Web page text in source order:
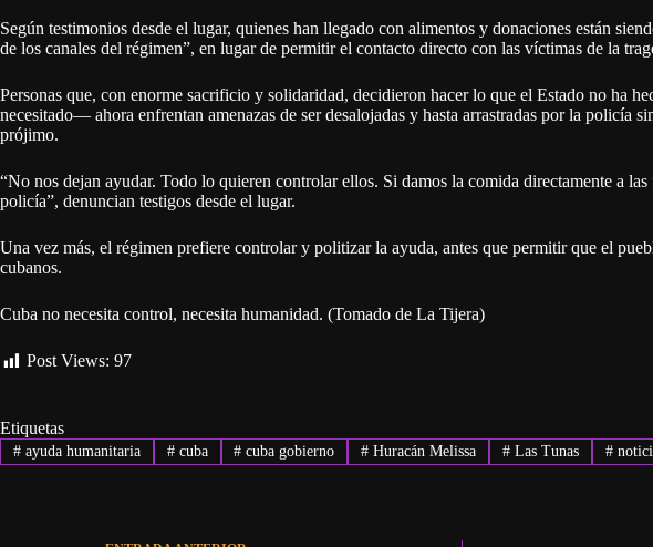
Según testimonios desde el lugar, quienes han llegado con alimentos y donaciones están
de los canales del régimen”, en lugar de permitir el contacto directo con las víctimas de la
Personas que, con enorme sacrificio y solidaridad, decidieron hacer lo que el Estado no ha
necesitado— ahora enfrentan amenazas de ser desalojadas y hasta arrastradas por la policía
prójimo.
“No nos dejan ayudar. Todo lo quieren controlar ellos. Si damos la comida directamente a
policía”, denuncian testigos desde el lugar.
Una vez más, el régimen prefiere controlar y politizar la ayuda, antes que permitir que el
cubanos.
Cuba no necesita control, necesita humanidad. (Tomado de La Tijera)
Post Views: 97
Etiquetas
#ayuda humanitaria #cuba # cuba gobierno # Huracán Melissa # Las Tunas #